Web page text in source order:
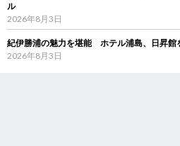
ル
2026年8月3日
紀伊勝浦の魅力を堪能 ホテル浦島、日昇館
2026年8月3日